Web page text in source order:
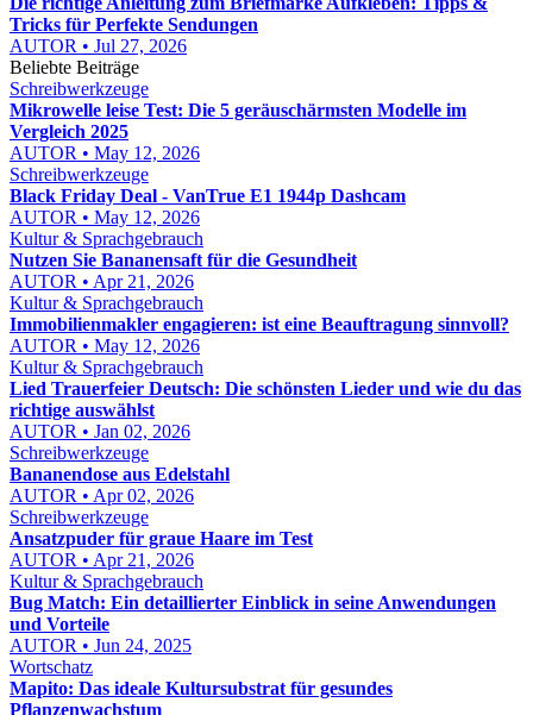
Tricks für Perfekte Sendungen
AUTOR • Jul 27, 2026
Beliebte Beiträge
Schreibwerkzeuge
Mikrowelle leise Test: Die 5 geräuschärmsten Modelle im
Vergleich 2025
AUTOR • May 12, 2026
Schreibwerkzeuge
Black Friday Deal - VanTrue E1 1944p Dashcam
AUTOR • May 12, 2026
Kultur & Sprachgebrauch
Nutzen Sie Bananensaft für die Gesundheit
AUTOR • Apr 21, 2026
Kultur & Sprachgebrauch
Immobilienmakler engagieren: ist eine Beauftragung sinnvoll?
AUTOR • May 12, 2026
Kultur & Sprachgebrauch
Lied Trauerfeier Deutsch: Die schönsten Lieder und wie du das
richtige auswählst
AUTOR • Jan 02, 2026
Schreibwerkzeuge
Bananendose aus Edelstahl
AUTOR • Apr 02, 2026
Schreibwerkzeuge
Ansatzpuder für graue Haare im Test
AUTOR • Apr 21, 2026
Kultur & Sprachgebrauch
Bug Match: Ein detaillierter Einblick in seine Anwendungen
und Vorteile
AUTOR • Jun 24, 2025
Wortschatz
Mapito: Das ideale Kultursubstrat für gesundes
Pflanzenwachstum